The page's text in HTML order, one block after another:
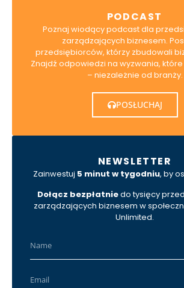
PODCAST
Poznaj wiodący podcast dla
zarządzających biznesem.
przedsiębiorców, którzy zbudowali
Znajdź odpowiedzi na wyzwania,
– niezależnie od branży.
POSŁUCHAJ
NEWSLETTER
Zainwestuj 5 minut w tygodniu, by
Dołącz bezpłatniedo tysięcy
zarządzających biznesem w
Unlimited.